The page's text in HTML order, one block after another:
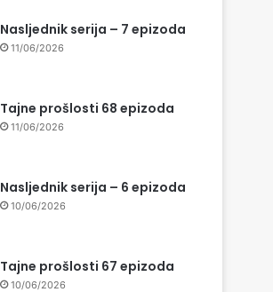
Nasljednik serija – 7 epizoda
11/06/2026
Tajne prošlosti 68 epizoda
11/06/2026
Nasljednik serija – 6 epizoda
10/06/2026
Tajne prošlosti 67 epizoda
10/06/2026